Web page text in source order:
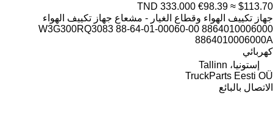
TND 333.000 €98.39 ≈ $113.70
جهاز تكييف الهواء وقطاع الغيار - مشعاع جهاز تكييف الهواء
8864010006000 88-64-01-00060-00 W3G300RQ3083
8864010006000A
كهربائي
إستونيا، Tallinn
TruckParts Eesti OÜ
الاتصال بالبائع